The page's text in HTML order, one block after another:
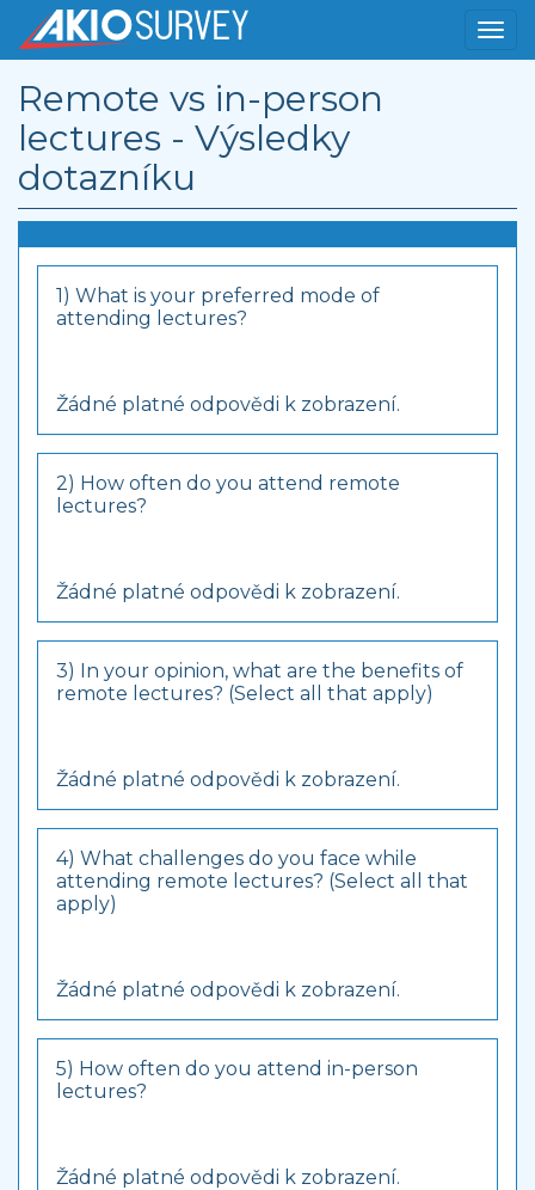
Remote vs in-person
lectures - Výsledky
dotazníku
1) What is your preferred mode of
attending lectures?
Žádné platné odpovědi k zobrazení.
2) How often do you attend remote
lectures?
Žádné platné odpovědi k zobrazení.
3) In your opinion, what are the benefits of
remote lectures? (Select all that apply)
Žádné platné odpovědi k zobrazení.
4) What challenges do you face while
attending remote lectures? (Select all that
apply)
Žádné platné odpovědi k zobrazení.
5) How often do you attend in-person
lectures?
Žádné platné odpovědi k zobrazení.